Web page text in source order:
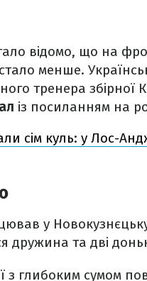
відомо, що на
менше.
тренера збірної
із посиланням на
сім куль: у Лос-
у
дружина та дві
з глибоким сумом